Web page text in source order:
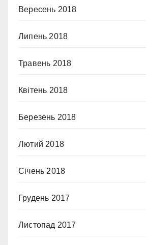
Вересень 2018
Липень 2018
Травень 2018
Квітень 2018
Березень 2018
Лютий 2018
Січень 2018
Грудень 2017
Листопад 2017